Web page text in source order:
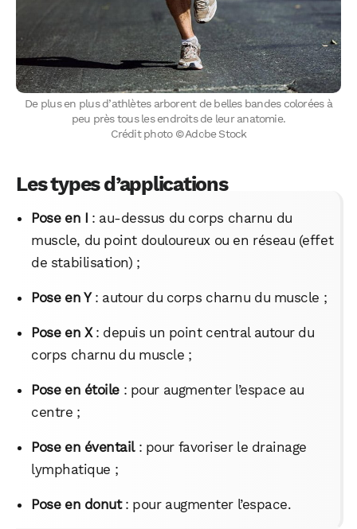
De plus en plus d’athlètes arborent de belles bandes colorées à
peu près tous les endroits de leur anatomie.
Crédit photo © Adobe Stock
Les types d’applications
Pose en I : au-dessus du corps charnu du
muscle, du point douloureux ou en réseau (effet
de stabilisation) ;
Pose en Y: autour du corps charnu du muscle ;
Pose en X: depuis un point central autour du
corps charnu du muscle ;
Pose en étoile: pour augmenter l’espace au
centre ;
Pose en éventail: pour favoriser le drainage
lymphatique ;
Pose en donut: pour augmenter l’espace.